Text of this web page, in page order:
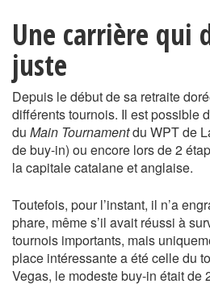
Une carrière qui
juste
Depuis le début de sa retraite
différents tournois. Il est possible
du Main Tournamentdu WPT de
de buy-in) ou encore lors de 2
la capitale catalane et anglaise.
Toutefois, pour l’instant, il n’a
phare, même s’il avait réussi à
tournois importants, mais
place intéressante a été celle du
Vegas, le modeste buy-in était de